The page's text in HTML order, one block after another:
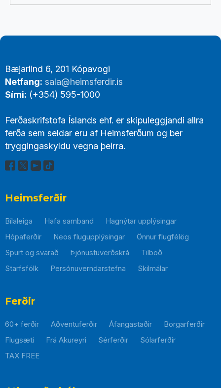
Links
Bæjarlind 6, 201 Kópavogi
Netfang: sala@heimsferdir.is
Sími: (+354) 595-1000
Ferðaskrifstofa Íslands ehf. er skipuleggjandi allra
ferða sem seldar eru af Heimsferðum og ber
tryggingaskyldu vegna þeirra.
Heimsferðir
Bílaleiga Hafa samband
Hagnýtar upplýsingar
Hópaferðir
Neos flugupplýsingar
Önnur flugfélög
Spurt og svarað
Þjónustuverðskrá
Tilboð
Starfsfólk
Persónuverndarstefna Skilmálar
Þessi
í
nýjum
Ferðir
60+ ferðir Aðventuferðir Áfangastaðir
Borgarferðir
Flugsæti
Frá Akureyri Sérferðir
Sólarferðir
TAX FREE